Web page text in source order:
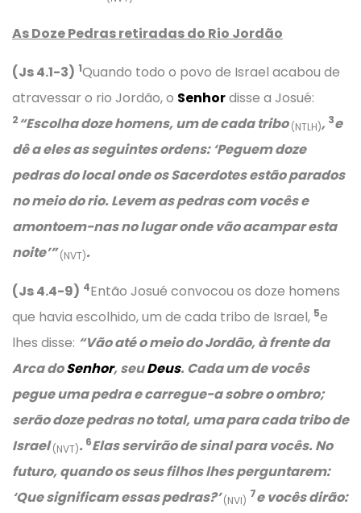
As Doze Pedras retiradas do Rio Jordão
(Js 4.1-3) 1Quando todo o povo de Israel acabou de
atravessar o rio Jordão, o Senhordisse a Josué:
2“Escolha doze homens, um de cada tribo(NTLH), 3e
dê a eles as seguintes ordens: ‘Peguem doze
pedras do local onde os Sacerdotes estão parados
no meio do rio. Levem as pedras com vocês e
amontoem-nas no lugar onde vão acampar esta
noite’”(NVT).
(Js 4.4-9) 4Então Josué convocou os doze homens
que havia escolhido, um de cada tribo de Israel, 5e
lhes disse: “Vão até o meio do Jordão, à frente da
Arca doSenhor, seuDeus. Cada um de vocês
pegue uma pedra e carregue-a sobre o ombro;
serão doze pedras no total, uma para cada tribo de
Israel(NVT). 6Elas servirão de sinal para vocês. No
futuro, quando os seus filhos lhes perguntarem:
‘Que significam essas pedras?’(NVI)
7e vocês dirão: